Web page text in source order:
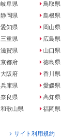
岐阜県
静岡県
愛知県
三重県
滋賀県
京都府
大阪府
兵庫県
奈良県
和歌山県
鳥取県
島根県
岡山県
広島県
山口県
徳島県
香川県
愛媛県
高知県
福岡県
サイト利用規約